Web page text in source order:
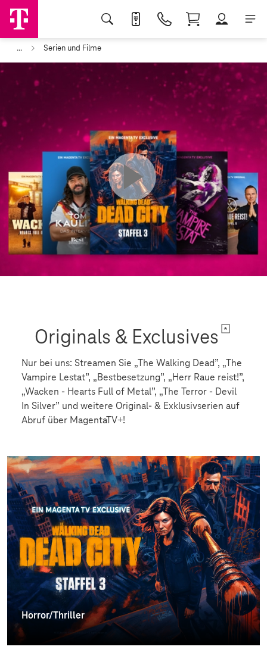
... Serien und Filme
Originals & Exclusives
Nur bei uns: Streamen Sie „The Walking Dead”, „The
Vampire Lestat”, „Bestbesetzung”, „Herr Raue reist!”,
„Wacken - Hearts Full of Metal”, „The Terror - Devil
In Silver” und weitere Original- & Exklusivserien auf
Abruf über MagentaTV+!
Horror/Thriller